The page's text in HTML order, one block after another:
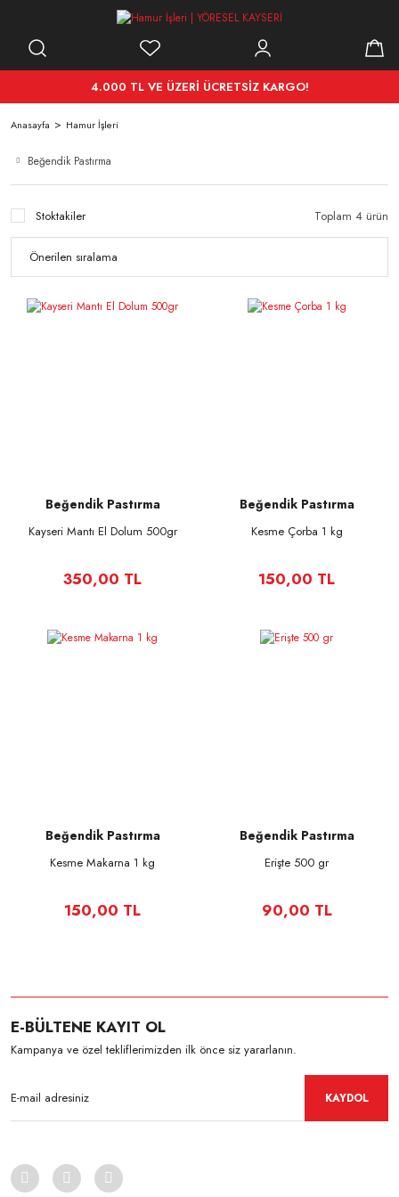
4.000 TL VE ÜZERİ ÜCRETSİZ KARGO!
Anasayfa Hamur İşleri
Beğendik Pastırma
Stoktakiler Toplam 4 ürün
Beğendik Pastırma
Kayseri Mantı El Dolum 500gr
350,00 TL
Beğendik Pastırma
Kesme Çorba 1 kg
150,00 TL
Beğendik Pastırma
Kesme Makarna 1 kg
150,00 TL
Beğendik Pastırma
Erişte 500 gr
90,00 TL
E-BÜLTENE KAYIT OL
Kampanya ve özel tekliflerimizden ilk önce siz yararlanın.
KAYDOL